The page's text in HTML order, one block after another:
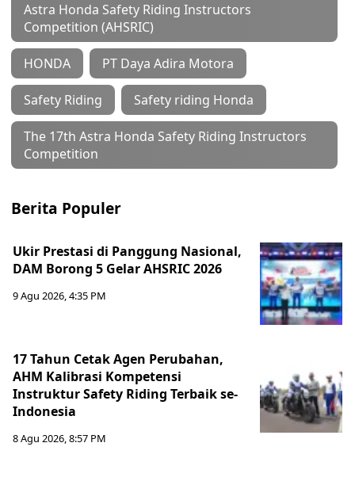
Astra Honda Safety Riding Instructors
Competition (AHSRIC)
HONDA PT Daya Adira Motora
Safety Riding Safety riding Honda
The 17th Astra Honda Safety Riding Instructors
Competition
Berita Populer
Ukir Prestasi di Panggung Nasional,
DAM Borong 5 Gelar AHSRIC 2026
9 Agu 2026, 4:35 PM
17 Tahun Cetak Agen Perubahan,
AHM Kalibrasi Kompetensi
Instruktur Safety Riding Terbaik se-
Indonesia
8 Agu 2026, 8:57 PM